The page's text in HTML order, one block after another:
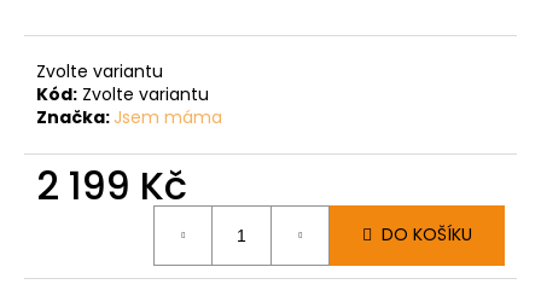
Zvolte variantu
Kód: Zvolte variantu
Značka: Jsem máma
2 199 Kč
DO KOŠÍKU